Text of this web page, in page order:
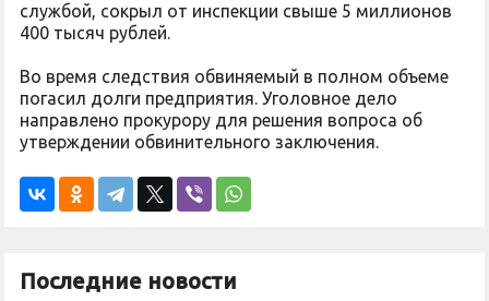
службой, сокрыл от инспекции свыше 5 миллионов
400 тысяч рублей.
Во время следствия обвиняемый в полном объеме
погасил долги предприятия. Уголовное дело
направлено прокурору для решения вопроса об
утверждении обвинительного заключения.
Последние новости